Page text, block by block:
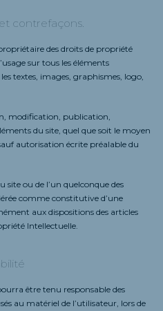
contrefaçons.
des droits de propriété
sur tous les éléments
textes, images, graphismes, logo,
modification, publication,
du site, quel que soit le moyen
autorisation écrite préalable du
ou de l’un quelconque des
comme constitutive d’une
aux dispositions des articles
Intellectuelle.
être tenu responsable des
au matériel de l’utilisateur, lors de